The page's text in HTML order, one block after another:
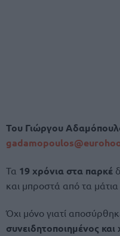
Του Γιώργου
Τα 19 χρόνια στα παρκέ
και μπροστά από τα μάτια
Όχι μόνο γιατί
συνειδητοποιημένος